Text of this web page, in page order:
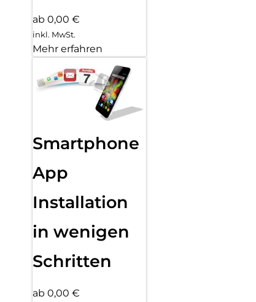
ab 0,00 €
inkl. MwSt.
Mehr erfahren
Smartphone
App
Installation
in wenigen
Schritten
ab 0,00 €